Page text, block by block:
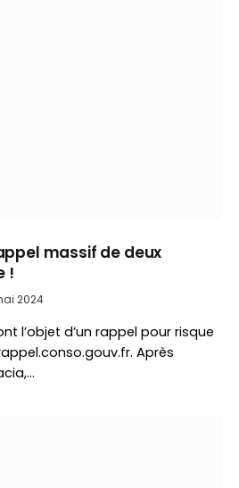
massif de deux
!
2024
l’objet d’un rappel pour risque
Après